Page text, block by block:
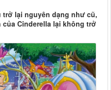
trở lại nguyên dạng như cũ,
Cinderella lại không trở